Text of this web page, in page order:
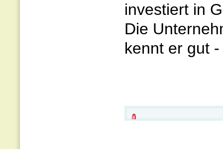
investiert in
Die
kennt er gut